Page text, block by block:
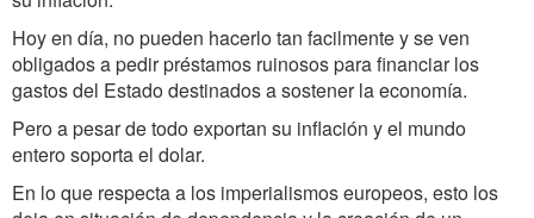
Hoy en día, no pueden hacerlo tan facilmente y se ven
obligados a pedir préstamos ruinosos para financiar los
gastos del Estado destinados a sostener la economía.
Pero a pesar de todo exportan su inflación y el mundo
entero soporta el dolar.
En lo que respecta a los imperialismos europeos, esto los